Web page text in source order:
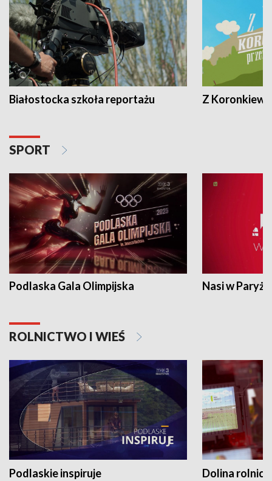
Białostocka szkoła reportażu Z
SPORT
Podlaska Gala Olimpijska Nasi w Paryżu
ROLNICTWO I WIEŚ
Podlaskie inspiruje Dolina